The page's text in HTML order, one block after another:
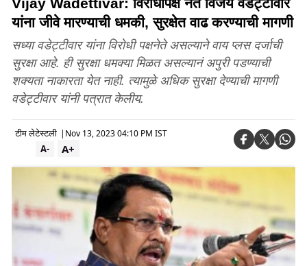
यांना जीवे मारण्याची धमकी, सुरक्षेत वाढ करण्याची मागणी
सध्या वडेट्टीवार यांना विरोधी पक्षनेते असल्याने वाय प्लस दर्जाची
सुरक्षा आहे. ही सुरक्षा धमक्या मिळत असल्यानं अपुरी पडण्याची
शक्यता नाकारता येत नाही. त्यामुळे अधिक सुरक्षा देण्याची मागणी
वडेट्टीवार यांनी पत्रात केलीय.
टीम लेटेस्टली | Nov 13, 2023 04:10 PM IST
A+
A-